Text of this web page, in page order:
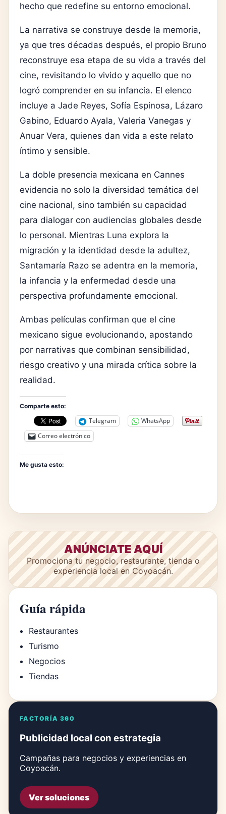
hecho que redefine su entorno emocional.
La narrativa se construye desde la memoria,
ya que tres décadas después, el propio Bruno
reconstruye esa etapa de su vida a través del
cine, revisitando lo vivido y aquello que no
logró comprender en su infancia. El elenco
incluye a Jade Reyes, Sofía Espinosa, Lázaro
Gabino, Eduardo Ayala, Valeria Vanegas y
Anuar Vera, quienes dan vida a este relato
íntimo y sensible.
La doble presencia mexicana en Cannes
evidencia no solo la diversidad temática del
cine nacional, sino también su capacidad
para dialogar con audiencias globales desde
lo personal. Mientras Luna explora la
migración y la identidad desde la adultez,
Santamaría Razo se adentra en la memoria,
la infancia y la enfermedad desde una
perspectiva profundamente emocional.
Ambas películas confirman que el cine
mexicano sigue evolucionando, apostando
por narrativas que combinan sensibilidad,
riesgo creativo y una mirada crítica sobre la
realidad.
Comparte esto:
Telegram
WhatsApp
Correo electrónico
Me gusta esto:
ANÚNCIATE AQUÍ
Promociona tu negocio, restaurante, tienda o
experiencia local en Coyoacán.
Guía rápida
Restaurantes
Turismo
Negocios
Tiendas
FACTORÍA 360
Publicidad local con estrategia
Campañas para negocios y experiencias en
Coyoacán.
Ver soluciones